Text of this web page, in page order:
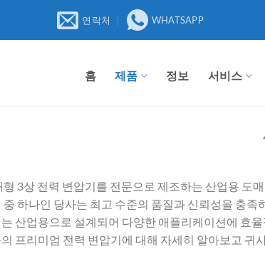
연락처 WHATSAPP
홈 제품 정보 서비스
형 3상 전력 변압기를 전문으로 제조하는 산업용 도
중 하나인 당사는 최고 수준의 품질과 신뢰성을 충
산업용으로 설계되어 다양한 애플리케이션에 효
프리미엄 전력 변압기에 대해 자세히 알아보고 귀